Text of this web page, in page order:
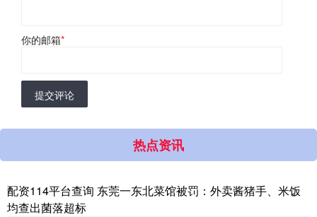
你的邮箱*
提交评论
热点资讯
配资114平台查询 东莞一东北菜馆被罚：外卖酱猪手、米饭
均查出菌落超标